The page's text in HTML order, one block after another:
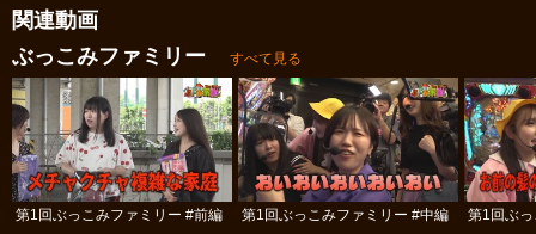
関連動画
ぶっこみファミリー
すべて見る
第1回ぶっこみファミリー #前編 第1回ぶっこみファミリー #中編 第1回ぶ